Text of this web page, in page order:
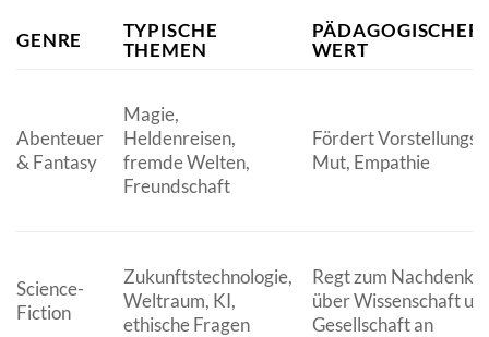
GENRE
TYPISCHE
THEMEN
PÄDAGOGISCHER
WERT
Abenteuer
& Fantasy
Magie,
Heldenreisen,
fremde Welten,
Freundschaft
Fördert
Mut, Empathie
Science-
Fiction
Zukunftstechnologie,
Weltraum, KI,
ethische Fragen
Regt zum
über Wissenschaft
Gesellschaft an